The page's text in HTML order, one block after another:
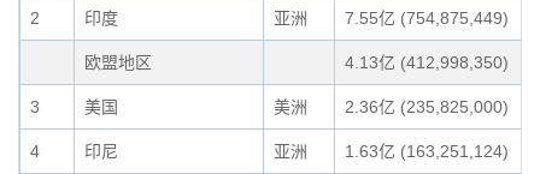
2 印度 亚洲 7.55亿 (754,875,449)
欧盟地区 4.13亿 (412,998,350)
3 美国 美洲 2.36亿 (235,825,000)
4 印尼 亚洲 1.63亿 (163,251,124)